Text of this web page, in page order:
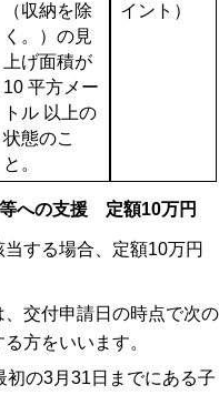
（収納を除
く。）の見
上げ面積が
10 平方メー
トル 以上の
状態のこ
と。
イント）
への支援 定額10万円
する場合、定額10万円
交付申請日の時点で次の
方をいいます。
初の3月31日までにある子